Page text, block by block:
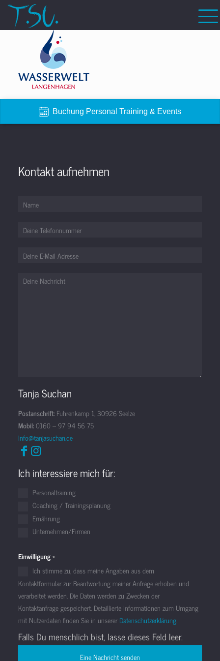
Kontakt aufnehmen
Tanja Suchan
Postanschrift: Fuhrenkamp 1, 30926 Seelze
Mobil:0160 – 97 94 56 75
Info@tanjasuchan.de
Ich interessiere mich für:
Personaltraining
Coaching / Trainingsplanung
Ernährung
Unternehmen/Firmen
Einwilligung*
Ich stimme zu, dass meine Angaben aus dem
Kontaktformular zur Beantwortung meiner Anfrage erhoben und
verarbeitet werden. Die Daten werden zu Zwecken der
Kontaktanfrage gespeichert. Detaillierte Informationen zum Umgang
mit Nutzerdaten finden Sie in unserer Datenschutzerklärung.
Falls Du menschlich bist, lasse dieses Feld leer.
Eine Nachricht senden
Buchung Personal Training & Events